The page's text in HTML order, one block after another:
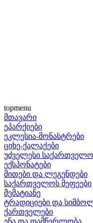
topmenu
მთავარი
ეპარქიები
ეკლესია-მონასტრები
ციხე-ქალაქები
უძველესი საქართველო
ექსპონატები
მითები და ლეგენდები
საქართველოს მეფეები
მემატიანე
ტრადიციები და
ქართველები
ენა და დამწერლობა